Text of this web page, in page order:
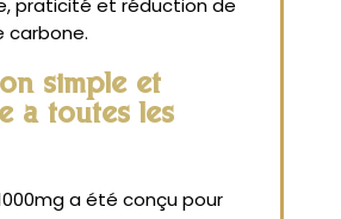
praticité et réduction de
carbone.
simple et
à toutes les
a été conçu pour